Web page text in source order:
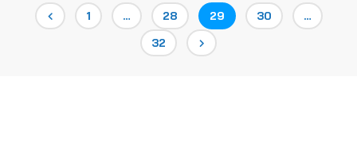
Posts
pagination
Page
1 … Page
28 Page
29 Page
30
…
Page
32